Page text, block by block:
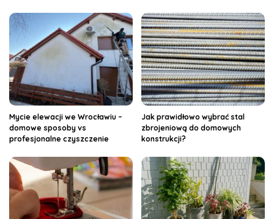
Mycie elewacji we Wrocławiu –
domowe sposoby vs
profesjonalne czyszczenie
Jak prawidłowo wybrać stal
zbrojeniową do domowych
konstrukcji?